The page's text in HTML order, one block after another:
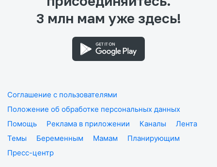
3 млн мам уже здесь!
Соглашение с пользователями
Положение об обработке персональных данных
Помощь
Реклама в приложении Каналы
Лента
Темы
Беременным Мамам
Планирующим
Пресс-центр